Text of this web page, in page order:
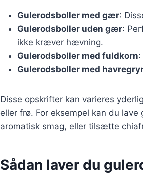
Gulerodsboller med gær:
Gulerodsboller uden gær:
ikke kræver hævning.
Gulerodsboller med fuldkorn
Gulerodsboller med
Disse opskrifter kan varieres
eller frø. For eksempel kan du
aromatisk smag, eller tilsætte
Sådan laver du